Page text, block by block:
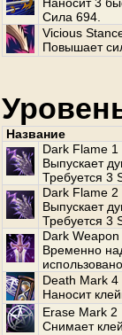
Сила 694.
Vicious
Повышает
Название
Dark Flame 1
Выпускает
Требуется 3
Dark Flame 2
Выпускает
Требуется 3
Dark Weapon
Временно
Death Mark 4
Наносит
Erase Mark 2
Снимает